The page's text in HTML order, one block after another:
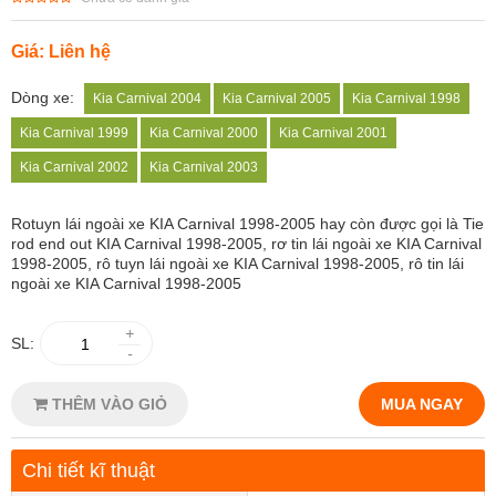
Giá: Liên hệ
Dòng xe: Kia Carnival 2004 Kia Carnival 2005 Kia Carnival 1998
Kia Carnival 1999 Kia Carnival 2000 Kia Carnival 2001
Kia Carnival 2002 Kia Carnival 2003
Rotuyn lái ngoài xe KIA Carnival 1998-2005 hay còn được gọi là Tie
rod end out KIA Carnival 1998-2005, rơ tin lái ngoài xe KIA Carnival
1998-2005, rô tuyn lái ngoài xe KIA Carnival 1998-2005, rô tin lái
ngoài xe KIA Carnival 1998-2005
SL:
+
-
THÊM VÀO GIỎ MUA NGAY
Chi tiết kĩ thuật